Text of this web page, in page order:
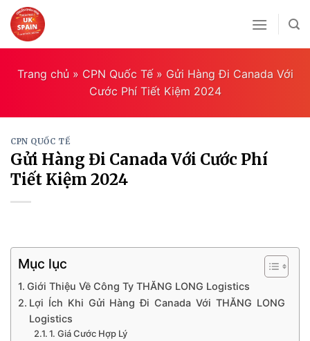
Skip
to
content
Trang chủ» CPN Quốc Tế» Gửi Hàng Đi Canada Với
Cước Phí Tiết Kiệm 2024
CPN QUỐC TẾ
Gửi Hàng Đi Canada Với Cước Phí
Tiết Kiệm 2024
Mục lục
Giới Thiệu Về Công Ty THĂNG LONG Logistics
Lợi Ích Khi Gửi Hàng Đi Canada Với THĂNG LONG
Logistics
1. Giá Cước Hợp Lý